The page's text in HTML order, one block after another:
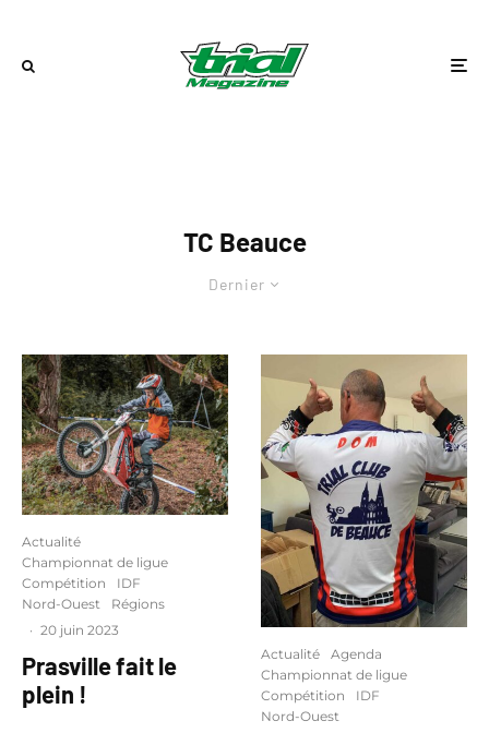
TC Beauce
Dernier
Actualité
Championnat de ligue
Compétition
IDF
Nord-Ouest
Régions
· 20 juin 2023
Prasville fait le
plein !
Actualité
Agenda
Championnat de ligue
Compétition
IDF
Nord-Ouest